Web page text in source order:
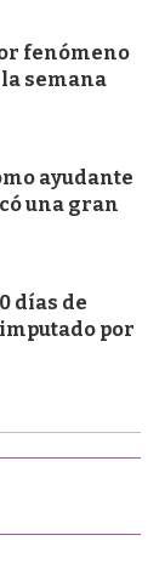
fenómeno
semana
ayudante
una gran
días de
por